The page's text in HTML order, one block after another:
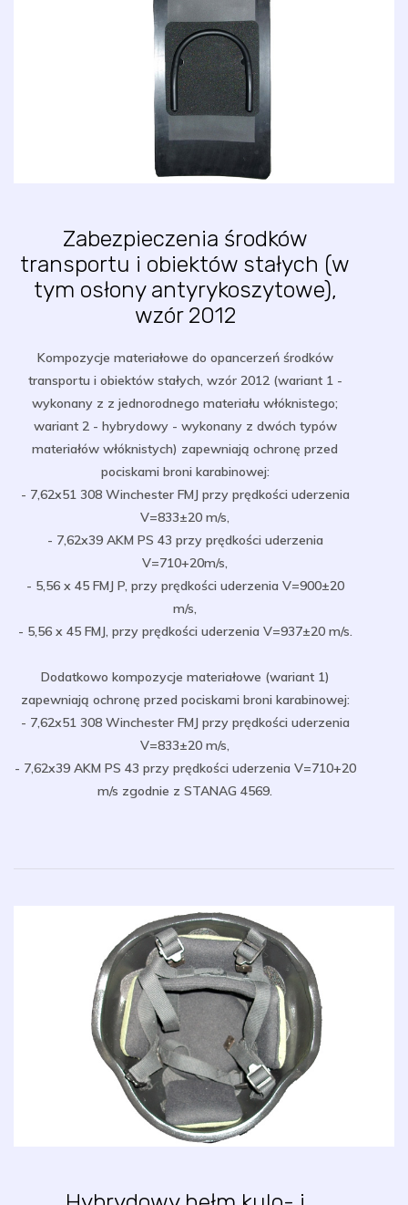
Zabezpieczenia środków
transportu i obiektów stałych (w
tym osłony antyrykoszytowe),
wzór 2012
Kompozycje materiałowe do opancerzeń środków
transportu i obiektów stałych, wzór 2012 (wariant 1 -
wykonany z z jednorodnego materiału włóknistego;
wariant 2 - hybrydowy - wykonany z dwóch typów
materiałów włóknistych) zapewniają ochronę przed
pociskami broni karabinowej:
- 7,62x51 308 Winchester FMJ przy prędkości uderzenia
V=833±20 m/s,
- 7,62x39 AKM PS 43 przy prędkości uderzenia
V=710+20m/s,
- 5,56 x 45 FMJ P, przy prędkości uderzenia V=900±20
m/s,
- 5,56 x 45 FMJ, przy prędkości uderzenia V=937±20 m/s.
Dodatkowo kompozycje materiałowe (wariant 1)
zapewniają ochronę przed pociskami broni karabinowej:
- 7,62x51 308 Winchester FMJ przy prędkości uderzenia
V=833±20 m/s,
- 7,62x39 AKM PS 43 przy prędkości uderzenia V=710+20
m/s zgodnie z STANAG 4569.